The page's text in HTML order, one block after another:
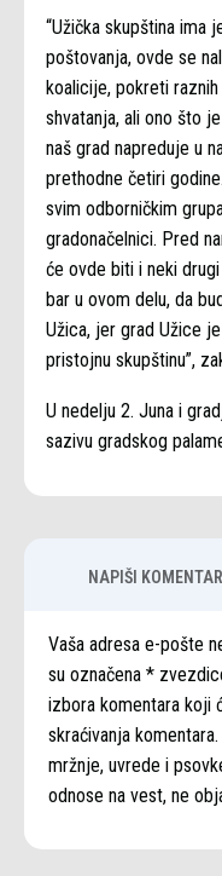
“Užička skupština ima
poštovanja, ovde se
koalicije, pokreti
shvatanja, ali ono što
naš grad napreduje u
prethodne četiri
svim odborničkim
gradonačelnici. Pred
će ovde biti i neki
bar u ovom delu, da
Užica, jer grad Užice
pristojnu skupštinu”,
U nedelju 2. Juna i
sazivu gradskog
NAPIŠI KOMENTAR
Vaša adresa e-pošte
su označena *
izbora komentara koji
skraćivanja
mržnje, uvrede i
odnose na vest, ne